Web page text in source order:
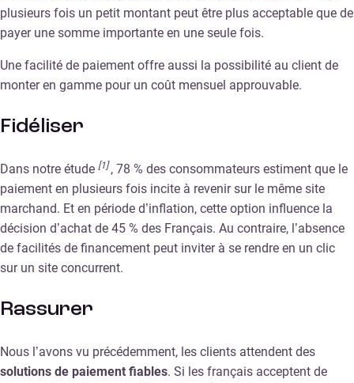
plusieurs fois un petit montant peut être plus acceptable que de
payer une somme importante en une seule fois.
Une facilité de paiement offre aussi la possibilité au client de
monter en gamme pour un coût mensuel approuvable.
Fidéliser
Dans notre étude [1], 78 % des consommateurs estiment que le
paiement en plusieurs fois incite à revenir sur le même site
marchand. Et en période d’inflation, cette option influence la
décision d’achat de 45 % des Français. Au contraire, l’absence
de facilités de financement peut inviter à se rendre en un clic
sur un site concurrent.
Rassurer
Nous l’avons vu précédemment, les clients attendent des
solutions de paiement fiables. Si les français acceptent de